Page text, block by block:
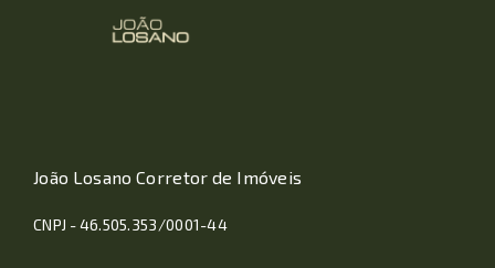
João Losano Corretor de Imóveis
CNPJ - 46.505.353/0001-44